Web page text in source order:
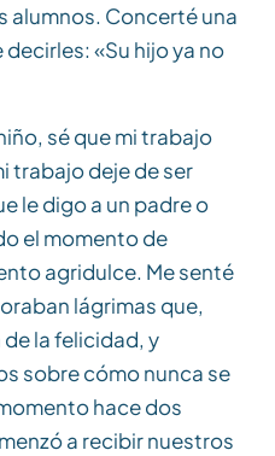
alumnos. Concerté una
«Su hijo ya no
sé que mi trabajo
trabajo deje de ser
le digo a un padre o
el momento de
agridulce. Me senté
lágrimas que,
la felicidad, y
sobre cómo nunca se
hace dos
a recibir nuestros